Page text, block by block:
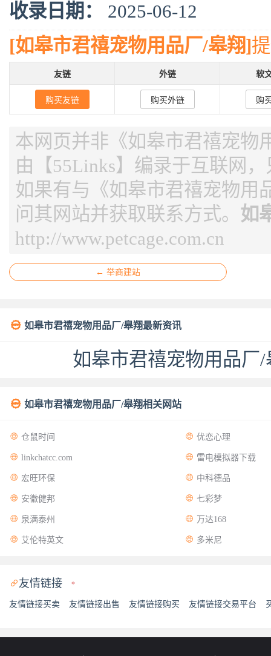
收录日期：
2025-06-12
[如皋市君禧宠物用品厂/皋翔]
友链 外链 软
购买友链 购买外链 购
本网页并非《如皋市君禧宠物
由【55Links】编录于互联网
如果有与《如皋市君禧宠物用
问其网站并获取联系方式。 如
http://www.petcage.com.cn
← 举商建站
 如皋市君禧宠物用品厂/皋翔最新资讯
如皋市君禧宠物用品厂
 如皋市君禧宠物用品厂/皋翔相关网站
 仓鼠时间  优恋心理
 linkchatcc.com  雷电模拟器下载
 宏旺环保  中科德品
 安徽健邦  七彩梦
 泉满泰州  万达168
 艾伦特英文  多米尼
友情链接 *
友情链接买卖 友情链接出售 友情链接购买 友情链接交易平台